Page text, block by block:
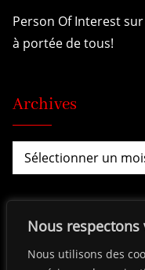
Nous
Nous utilisons des
Person Of Interestsur
à portée de tous!
Archives